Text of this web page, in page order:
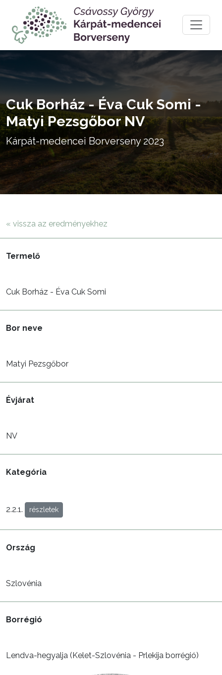
Cuk Borház - Éva Cuk Somi -
Matyi Pezsgőbor NV
Kárpát-medencei Borverseny 2023
« vissza az eredményekhez
Termelő
Cuk Borház - Éva Cuk Somi
Bor neve
Matyi Pezsgőbor
Évjárat
NV
Kategória
2.2.1. részletek
Ország
Szlovénia
Borrégió
Lendva-hegyalja (Kelet-Szlovénia - Prlekija borrégió)